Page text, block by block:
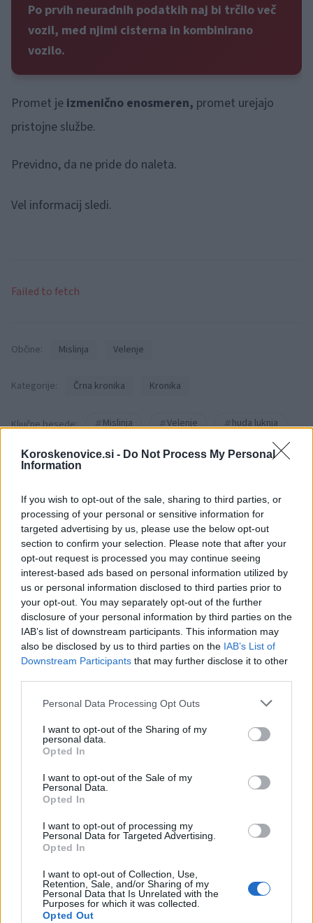
Koroskenovice.si - Do Not Process My Personal
Information
If you wish to opt-out of the sale, sharing to third parties, or
processing of your personal or sensitive information for
targeted advertising by us, please use the below opt-out
section to confirm your selection. Please note that after your
opt-out request is processed you may continue seeing
interest-based ads based on personal information utilized by
us or personal information disclosed to third parties prior to
your opt-out. You may separately opt-out of the further
disclosure of your personal information by third parties on the
IAB’s list of downstream participants. This information may
also be disclosed by us to third parties on the IAB’s List of
Downstream Participants that may further disclose it to other
Please note that this website/app uses one or more Google
not limited to your visit or usage behaviour. You may click to
grant or deny consent to Google and its third-party tags to
use your data for below specified purposes in below Google
consent section.
Personal Data Processing Opt Outs
I want to opt-out of the Sharing of my
personal data.
Opted In
I want to opt-out of the Sale of my
Personal Data.
Opted In
I want to opt-out of processing my
Personal Data for Targeted Advertising.
Opted In
I want to opt-out of Collection, Use,
Retention, Sale, and/or Sharing of my
Personal Data that Is Unrelated with the
Purposes for which it was collected.
Opted Out
Po prvih neuradnih podatkih naj bi trčilo več
vozil, med njimi cisterna in kombinirano
vozilo.
Promet je izmenično enosmeren, promet urejajo
pristojne službe.
Previdno, da ne pride do naleta.
Vel informacij sledi.
Failed to fetch
Občine: Mislinja Velenje
Kategorije: Črna kronika Kronika
Ključne besede: Mislinja Velenje
huda luknja
Prometna nesreča
Več iz kraja Mislinja
Na Koroško prihaja
avtomobilski spektakel:
Rohnenje motorjev, dvoboji na
progah in atraktivni Car Meet
Freestyle navdušuje s poletno
prilagojenimi cenami koles
Pol stoletja glasbe na tromeji:
Graška Gora obeležuje 50.
zabavne glasbe
(VIDEO) Skupina iTAK
V zalivu na Pašmanu našli